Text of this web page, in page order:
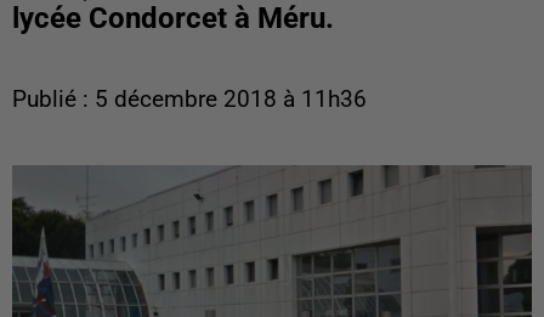
lycée Condorcet à Méru.
Publié : 5 décembre 2018 à 11h36